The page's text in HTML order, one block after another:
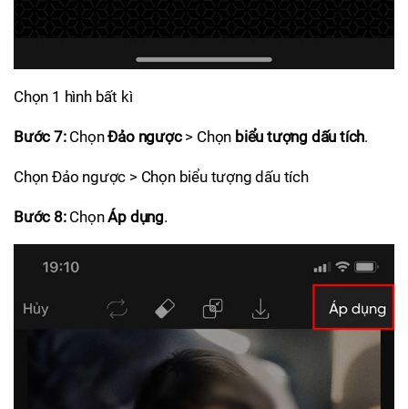
Chọn 1 hình bất kì
Bước 7:ChọnĐảo ngược> Chọn biểu tượng dấu tích.
Chọn Đảo ngược > Chọn biểu tượng dấu tích
Bước 8:ChọnÁp dụng.